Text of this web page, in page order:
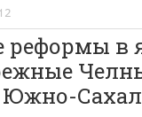
реформы в
Южно-